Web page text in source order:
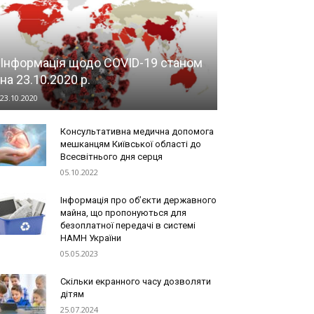
Інформація щодо COVID-19 станом
на 23.10.2020 р.
23.10.2020
Консультативна медична допомога
мешканцям Київської області до
Всесвітнього дня серця
05.10.2022
Інформація про об’єкти державного
майна, що пропонуються для
безоплатної передачі в системі
НАМН України
05.05.2023
Скільки екранного часу дозволяти
дітям
25.07.2024